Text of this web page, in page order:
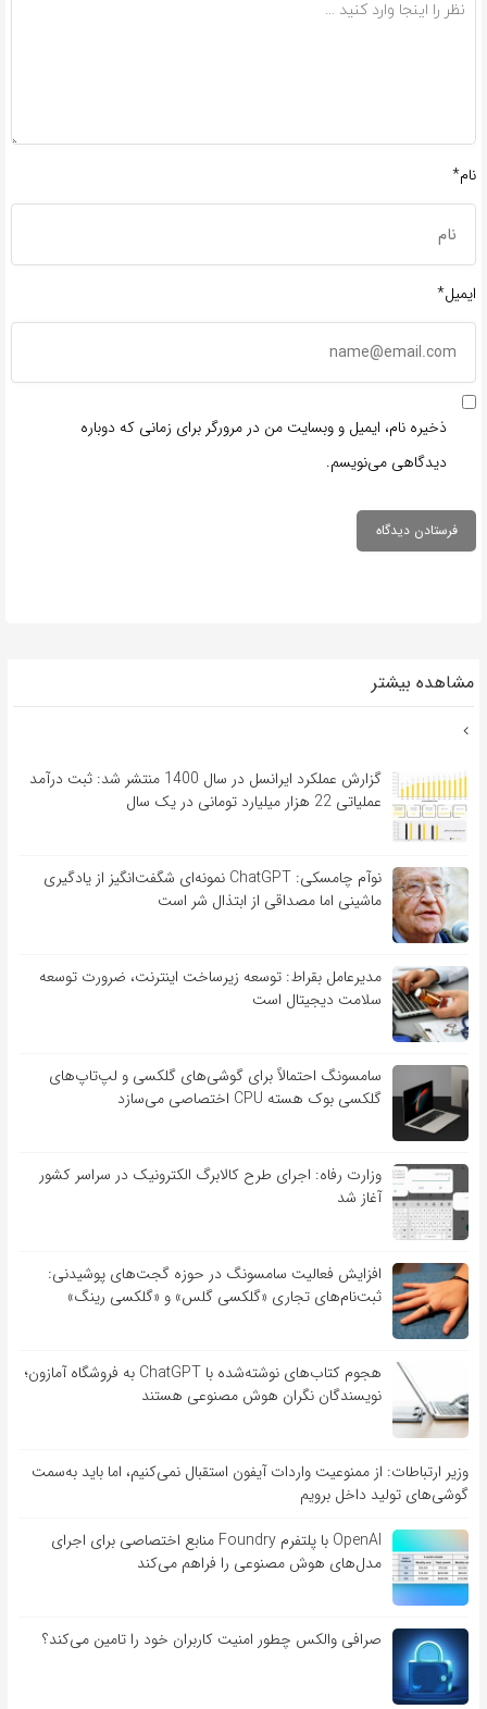
نام*
ایمیل*
ذخیره نام، ایمیل و وبسایت من در مرورگر برای زمانی که دوباره
دیدگاهی می‌نویسم.
مشاهده بیشتر
گزارش عملکرد ایرانسل در سال 1400 منتشر شد: ثبت درآمد
عملیاتی 22 هزار میلیارد تومانی در یک سال
نوآم چامسکی: ChatGPT نمونه‌ای شگفت‌انگیز از یادگیری
ماشینی اما مصداقی از ابتذال شر است
مدیرعامل بقراط: توسعه زیرساخت اینترنت، ضرورت توسعه
سلامت دیجیتال است
سامسونگ احتمالاً برای گوشی‌های گلکسی و لپ‌تاپ‌های
گلکسی بوک هسته CPU اختصاصی می‌سازد
وزارت رفاه: اجرای طرح کالابرگ الکترونیک در سراسر کشور
آغاز شد
افزایش فعالیت سامسونگ در حوزه گجت‌های پوشیدنی:
ثبت‌نام‌های تجاری «گلکسی گلس» و «گلکسی رینگ»
هجوم کتاب‌های نوشته‌شده با ChatGPT به فروشگاه آمازون؛
نویسندگان نگران هوش مصنوعی هستند
وزیر ارتباطات: از ممنوعیت واردات آیفون استقبال نمی‌کنیم، اما باید به‌سمت
گوشی‌های تولید داخل برویم
OpenAI با پلتفرم Foundry منابع اختصاصی برای اجرای
مدل‌های هوش مصنوعی را فراهم می‌کند
صرافی والکس چطور امنیت کاربران خود را تامین می‌کند؟